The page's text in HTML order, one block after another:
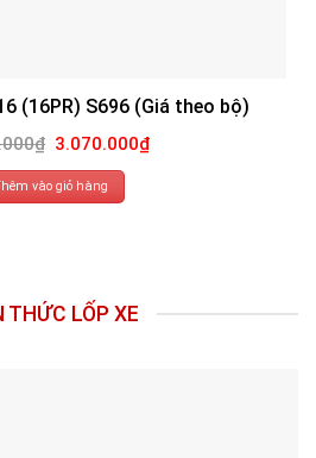
(16PR) S696 (Giá theo bộ)
₫ Giá
gốc
là:
3.270.000₫.
3.070.000₫Giá
hiện
vào giỏ hàng
THỨC LỐP XE